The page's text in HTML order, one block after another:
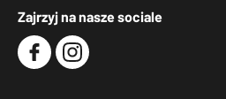
Zajrzyj na nasze sociale